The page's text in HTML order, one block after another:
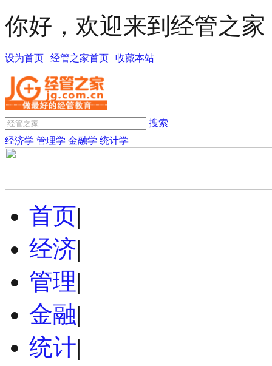
你好，欢迎来到经管之家
设为首页 | 经管之家首页 | 收藏本站
搜索
经济学 管理学 金融学 统计学
首页|
经济|
管理|
金融|
统计|